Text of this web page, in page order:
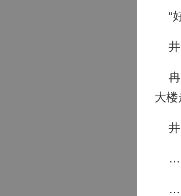
“
井
冉
大楼
井